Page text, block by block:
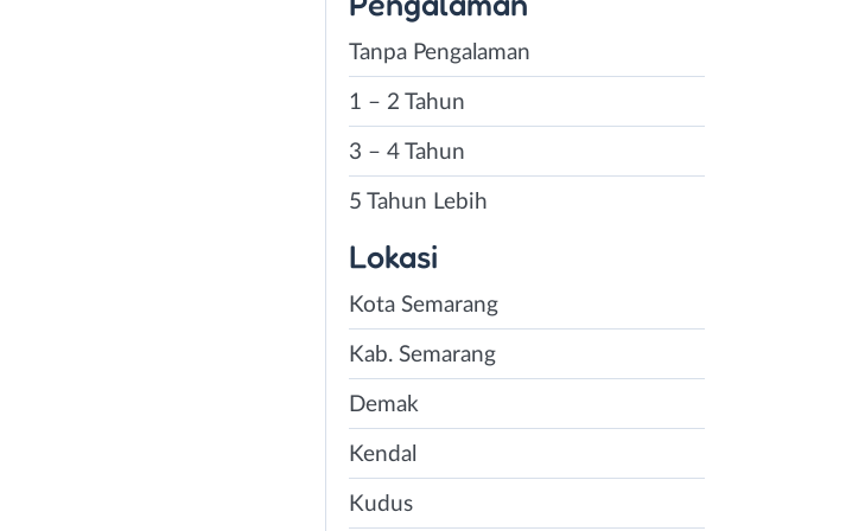
Tanpa Pengalaman
1 – 2 Tahun
3 – 4 Tahun
5 Tahun Lebih
Lokasi
Kota Semarang
Kab. Semarang
Demak
Kendal
Kudus